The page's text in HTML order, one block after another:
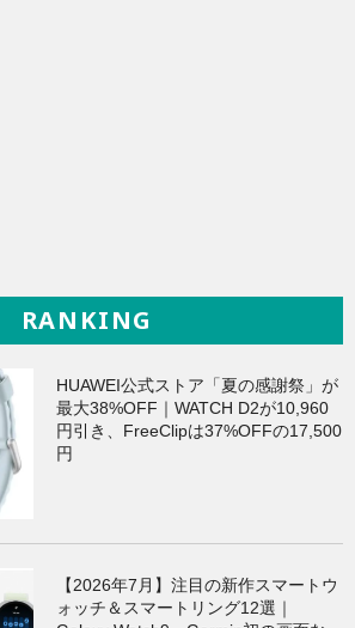
RANKING
HUAWEI公式ストア「夏の感謝祭」が
最大38%OFF｜WATCH D2が10,960
円引き、FreeClipは37%OFFの17,500
円
【2026年7月】注目の新作スマートウ
ォッチ＆スマートリング12選｜